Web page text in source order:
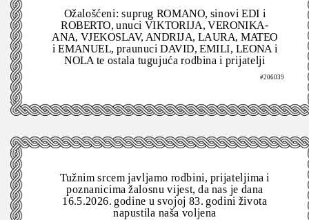
Ožalošćeni: suprug ROMANO, sinovi EDI i
ROBERTO, unuci VIKTORIJA, VERONIKA-
ANA, VJEKOSLAV, ANDRIJA, LAURA, MATEO
i EMANUEL, praunuci DAVID, EMILI, LEONA i
NOLA te ostala tugujuća rodbina i prijatelji
#206039
Tužnim srcem javljamo rodbini, prijateljima i
poznanicima žalosnu vijest, da nas je dana
16.5.2026. godine u svojoj 83. godini života
napustila naša voljena